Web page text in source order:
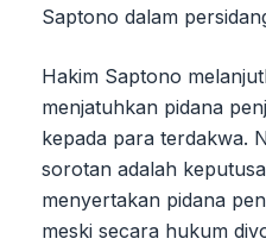
Saptono dalam
Hakim Saptono
menjatuhkan pidana
kepada para terdakwa.
sorotan adalah
menyertakan pidana
meski secara hukum